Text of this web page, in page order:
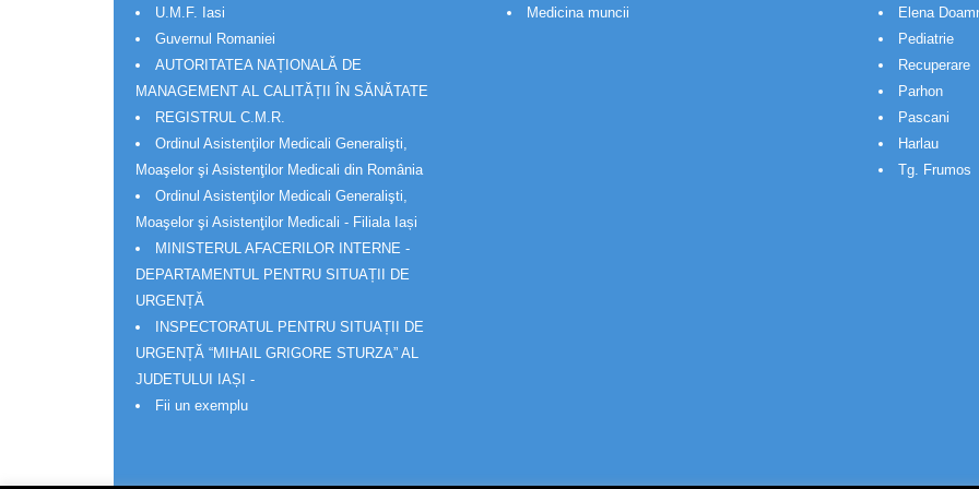
U.M.F. Iasi
Guvernul Romaniei
AUTORITATEA NAȚIONALĂ DE
MANAGEMENT AL CALITĂȚII ÎN SĂNĂTATE
REGISTRUL C.M.R.
Ordinul Asistenţilor Medicali Generalişti,
Moaşelor şi Asistenţilor Medicali din România
Ordinul Asistenţilor Medicali Generalişti,
Moaşelor şi Asistenţilor Medicali - Filiala Iași
MINISTERUL AFACERILOR INTERNE -
DEPARTAMENTUL PENTRU SITUAȚII DE
URGENȚĂ
INSPECTORATUL PENTRU SITUAȚII DE
URGENȚĂ “MIHAIL GRIGORE STURZA” AL
JUDETULUI IAȘI -
Fii un exemplu
Medicina muncii
Elena
Pediatrie
Recuperare
Parhon
Pascani
Harlau
Tg. Frumos